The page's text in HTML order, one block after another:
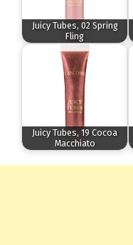
Juicy Tubes, 02 Spring
Fling
Juicy Tubes, 19 Cocoa
Macchiato